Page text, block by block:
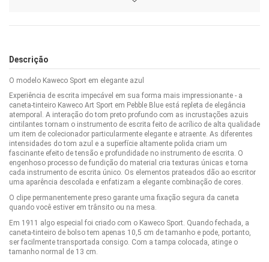
Descrição
O modelo Kaweco Sport em elegante azul
Experiência de escrita impecável em sua forma mais impressionante - a
caneta-tinteiro Kaweco Art Sport em Pebble Blue está repleta de elegância
atemporal. A interação do tom preto profundo com as incrustações azuis
cintilantes tornam o instrumento de escrita feito de acrílico de alta qualidade
um item de colecionador particularmente elegante e atraente. As diferentes
intensidades do tom azul e a superfície altamente polida criam um
fascinante efeito de tensão e profundidade no instrumento de escrita. O
engenhoso processo de fundição do material cria texturas únicas e torna
cada instrumento de escrita único. Os elementos prateados dão ao escritor
uma aparência descolada e enfatizam a elegante combinação de cores.
O clipe permanentemente preso garante uma fixação segura da caneta
quando você estiver em trânsito ou na mesa.
Em 1911 algo especial foi criado com o Kaweco Sport. Quando fechada, a
caneta-tinteiro de bolso tem apenas 10,5 cm de tamanho e pode, portanto,
ser facilmente transportada consigo. Com a tampa colocada, atinge o
tamanho normal de 13 cm.